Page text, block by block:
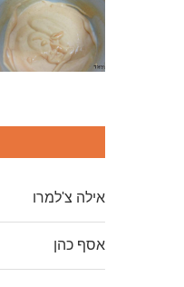
אילה צ'למרו
אסף כהן